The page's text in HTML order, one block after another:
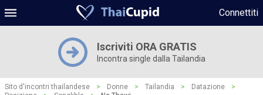
Connettiti
Iscriviti ORA GRATIS
Incontra single dalla Tailandia
Sito d'incontri thailandese > Donne > Tailandia > Datazione
>